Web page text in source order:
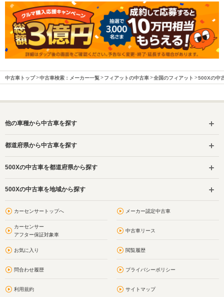
中古車トップ 中古車検索：メーカー一覧 フィアットの中古車 全国のフィアット 500Xの中
他の車種から中古車を探す
都道府県から中古車を探す
500Xの中古車を都道府県から探す
500Xの中古車を地域から探す
カーセンサートップへ メーカー認定中古車
カーセンサー
アフター保証対象車
中古車リース
お気に入り 閲覧履歴
問合わせ履歴 プライバシーポリシー
利用規約 サイトマップ